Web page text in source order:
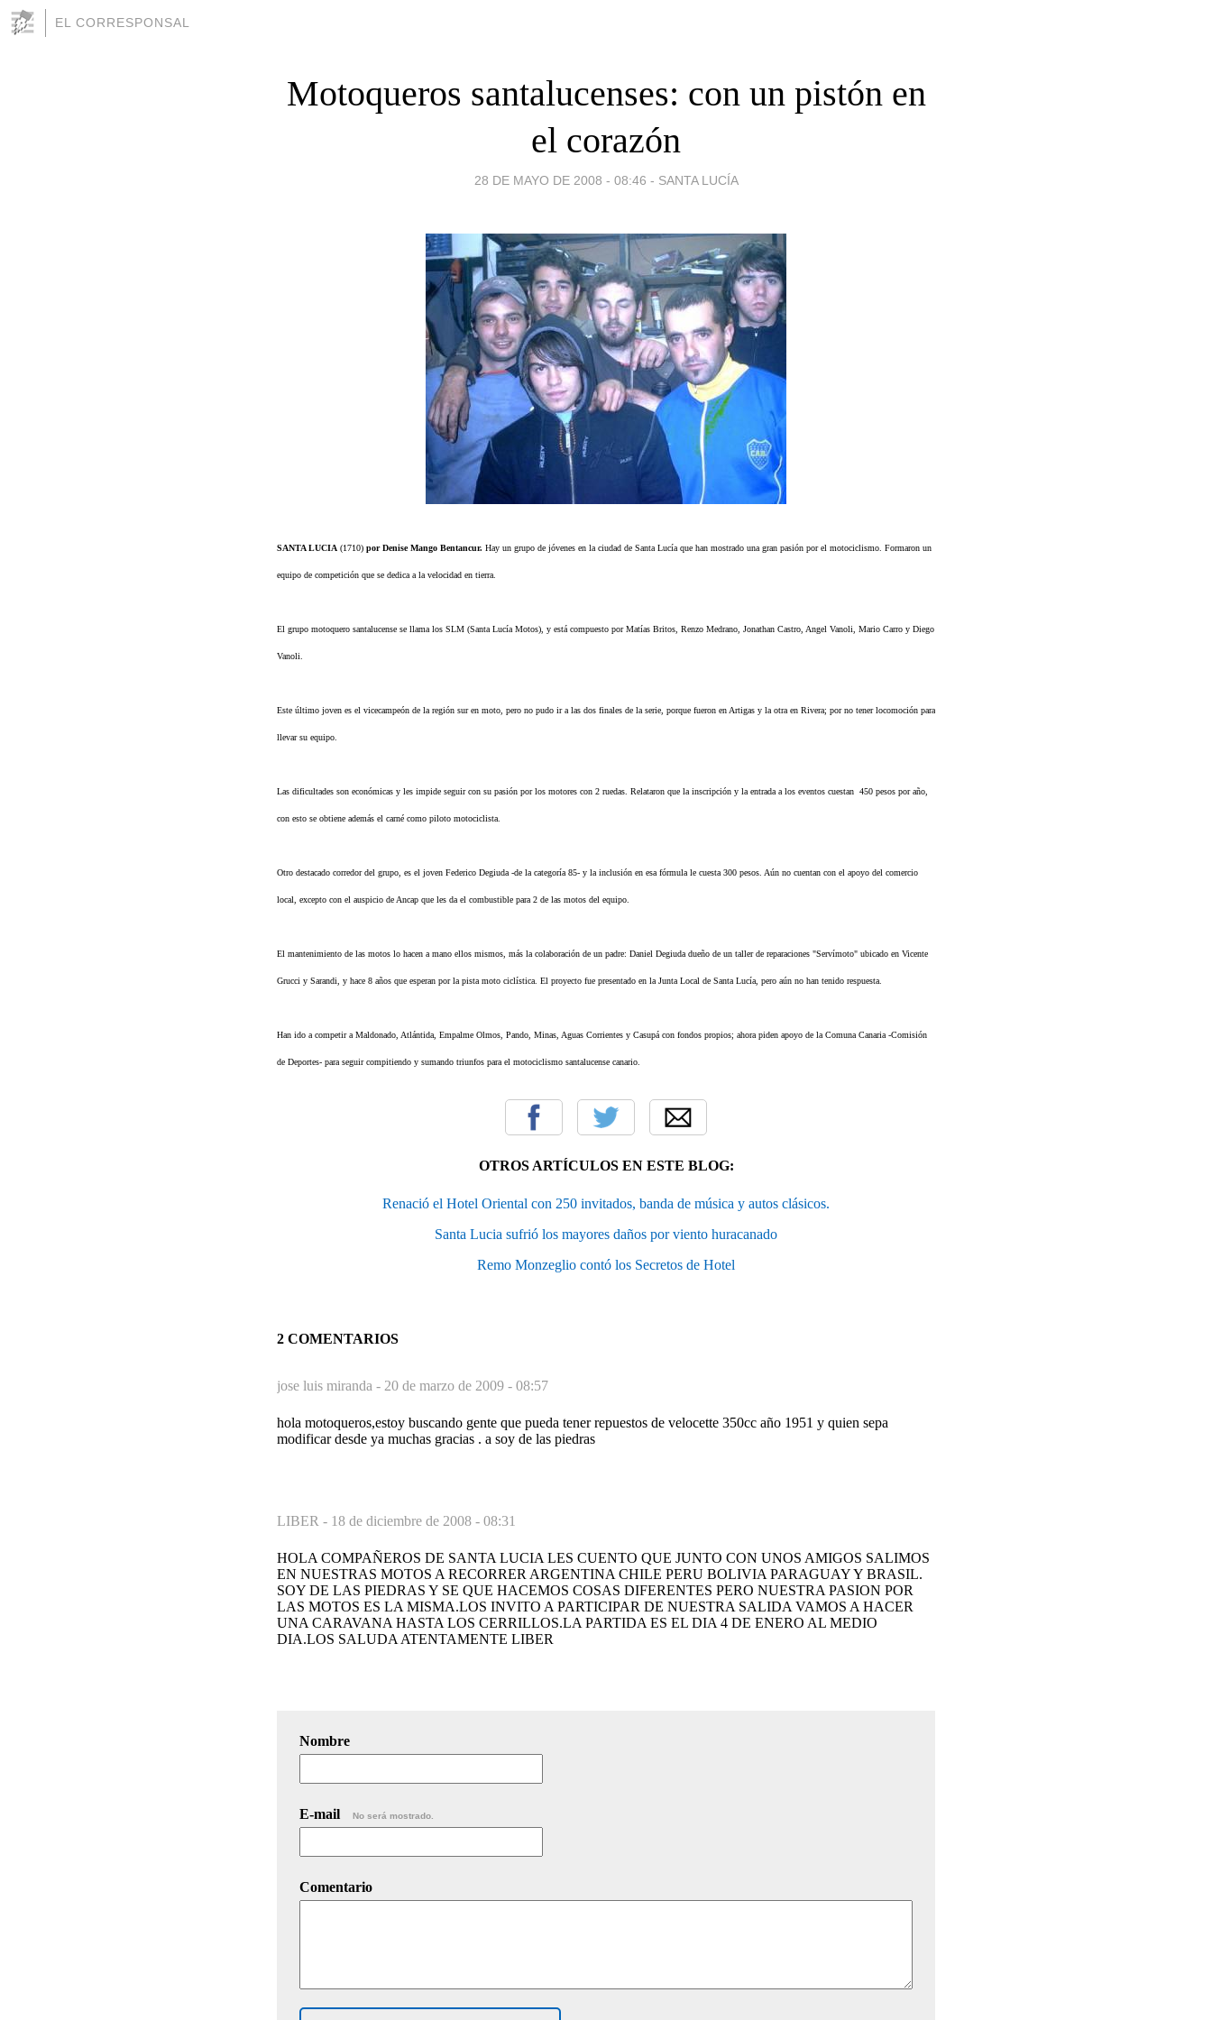
EL CORRESPONSAL
Motoqueros santalucenses: con un pistón en
el corazón
28 DE MAYO DE 2008 - 08:46 - SANTA LUCÍA
SANTA LUCIA (1710) por Denise Mango Bentancur. Hay un grupo de jóvenes en la ciudad de Santa Lucía que han mostrado una gran pasión por el motociclismo. Formaron un
equipo de competición que se dedica a la velocidad en tierra.
El grupo motoquero santalucense se llama los SLM (Santa Lucía Motos), y está compuesto por Matías Britos, Renzo Medrano, Jonathan Castro, Angel Vanoli, Mario Carro y Diego
Vanoli.
Este último joven es el vicecampeón de la región sur en moto, pero no pudo ir a las dos finales de la serie, porque fueron en Artigas y la otra en Rivera; por no tener locomoción para
llevar su equipo.
Las dificultades son económicas y les impide seguir con su pasión por los motores con 2 ruedas. Relataron que la inscripción y la entrada a los eventos cuestan 450 pesos por año,
con esto se obtiene además el carné como piloto motociclista.
Otro destacado corredor del grupo, es el joven Federico Degiuda -de la categoría 85- y la inclusión en esa fórmula le cuesta 300 pesos. Aún no cuentan con el apoyo del comercio
local, excepto con el auspicio de Ancap que les da el combustible para 2 de las motos del equipo.
El mantenimiento de las motos lo hacen a mano ellos mismos, más la colaboración de un padre: Daniel Degiuda dueño de un taller de reparaciones "Servímoto" ubicado en Vicente
Grucci y Sarandi, y hace 8 años que esperan por la pista moto ciclística. El proyecto fue presentado en la Junta Local de Santa Lucía, pero aún no han tenido respuesta.
Han ido a competir a Maldonado, Atlántida, Empalme Olmos, Pando, Minas, Aguas Corrientes y Casupá con fondos propios; ahora piden apoyo de la Comuna Canaria -Comisión
de Deportes- para seguir compitiendo y sumando triunfos para el motociclismo santalucense canario.
OTROS ARTÍCULOS EN ESTE BLOG:
Renació el Hotel Oriental con 250 invitados, banda de música y autos clásicos.
Santa Lucia sufrió los mayores daños por viento huracanado
Remo Monzeglio contó los Secretos de Hotel
2 COMENTARIOS
jose luis miranda - 20 de marzo de 2009 - 08:57
hola motoqueros,estoy buscando gente que pueda tener repuestos de velocette 350cc año 1951 y quien sepa
modificar desde ya muchas gracias . a soy de las piedras
LIBER - 18 de diciembre de 2008 - 08:31
HOLA COMPAÑEROS DE SANTA LUCIA LES CUENTO QUE JUNTO CON UNOS AMIGOS SALIMOS
EN NUESTRAS MOTOS A RECORRER ARGENTINA CHILE PERU BOLIVIA PARAGUAY Y BRASIL.
SOY DE LAS PIEDRAS Y SE QUE HACEMOS COSAS DIFERENTES PERO NUESTRA PASION POR
LAS MOTOS ES LA MISMA.LOS INVITO A PARTICIPAR DE NUESTRA SALIDA VAMOS A HACER
UNA CARAVANA HASTA LOS CERRILLOS.LA PARTIDA ES EL DIA 4 DE ENERO AL MEDIO
DIA.LOS SALUDA ATENTAMENTE LIBER
Nombre
E-mail No será mostrado.
Comentario